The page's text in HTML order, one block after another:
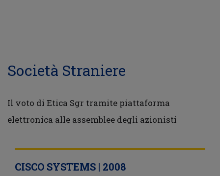
Società Straniere
Il voto di Etica Sgr tramite piattaforma
elettronica alle assemblee degli azionisti
CISCO SYSTEMS | 2008